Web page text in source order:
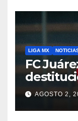
LIGA MX
FC
Caixinha
AGOSTO 2,